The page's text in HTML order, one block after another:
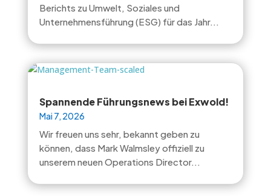
Berichts zu Umwelt, Soziales und
Unternehmensführung (ESG) für das Jahr...
Spannende Führungsnews bei Exwold!
Mai 7, 2026
Wir freuen uns sehr, bekannt geben zu
können, dass Mark Walmsley offiziell zu
unserem neuen Operations Director...